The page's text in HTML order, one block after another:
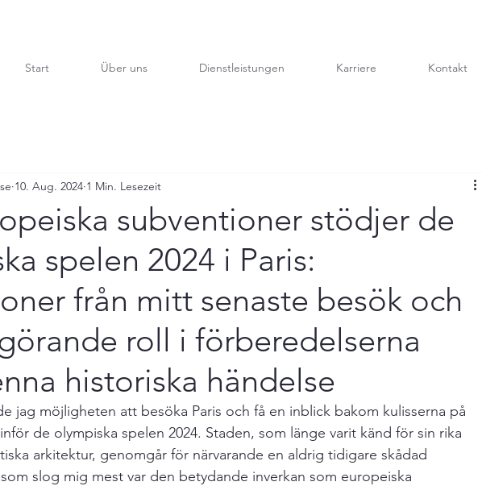
Start Über uns Dienstleistungen Karriere Kontakt
subventioner stödjer de
spelen 2024 i Paris:
från mitt senaste besök och
roll i förberedelserna
historiska händelse
10. Aug. 2024 1 Min. Lesezeit
jag möjligheten att besöka Paris och få en inblick bakom kulisserna på
de olympiska spelen 2024. Staden, som länge varit känd för sin rika
arkitektur, genomgår för närvarande en aldrig tidigare skådad
slog mig mest var den betydande inverkan som europeiska